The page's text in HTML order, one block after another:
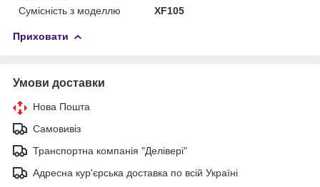
Сумісність з моделлю
XF105
Приховати
Умови доставки
Нова Пошта
Самовивіз
Транспортна компанія "Делівері"
Адресна кур'єрська доставка по всій Україні